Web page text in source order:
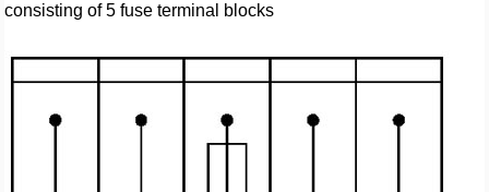
consisting of 5 fuse terminal blocks